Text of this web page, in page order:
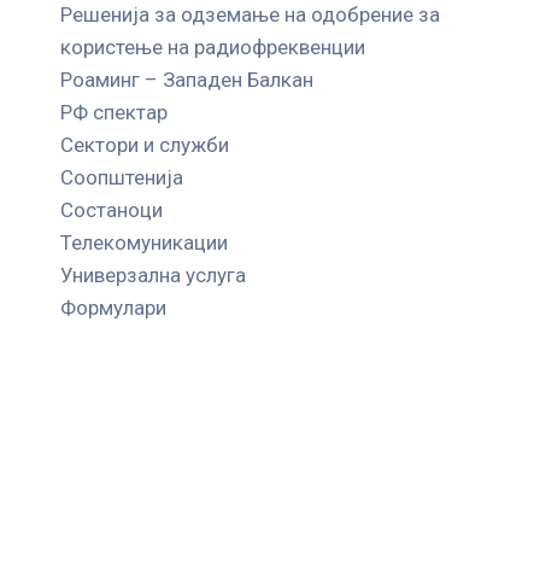
Решенија за одземање на одобрение за
користење на радиофреквенции
Роаминг – Западен Балкан
РФ спектар
Сектори и служби
Соопштенија
Состаноци
Телекомуникации
Универзална услуга
Формулари